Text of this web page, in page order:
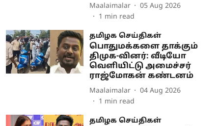
Maalaimalar
05 Aug 2026
1 min read
தமிழக செய்திகள்
பொதுமக்களை தாக்கும்
திமுக-வினர்: வீடியோ
வெளியிட்டு அமைச்சர்
ராஜ்மோகன் கண்டனம்
Maalaimalar
04 Aug 2026
1 min read
தமிழக செய்திகள்